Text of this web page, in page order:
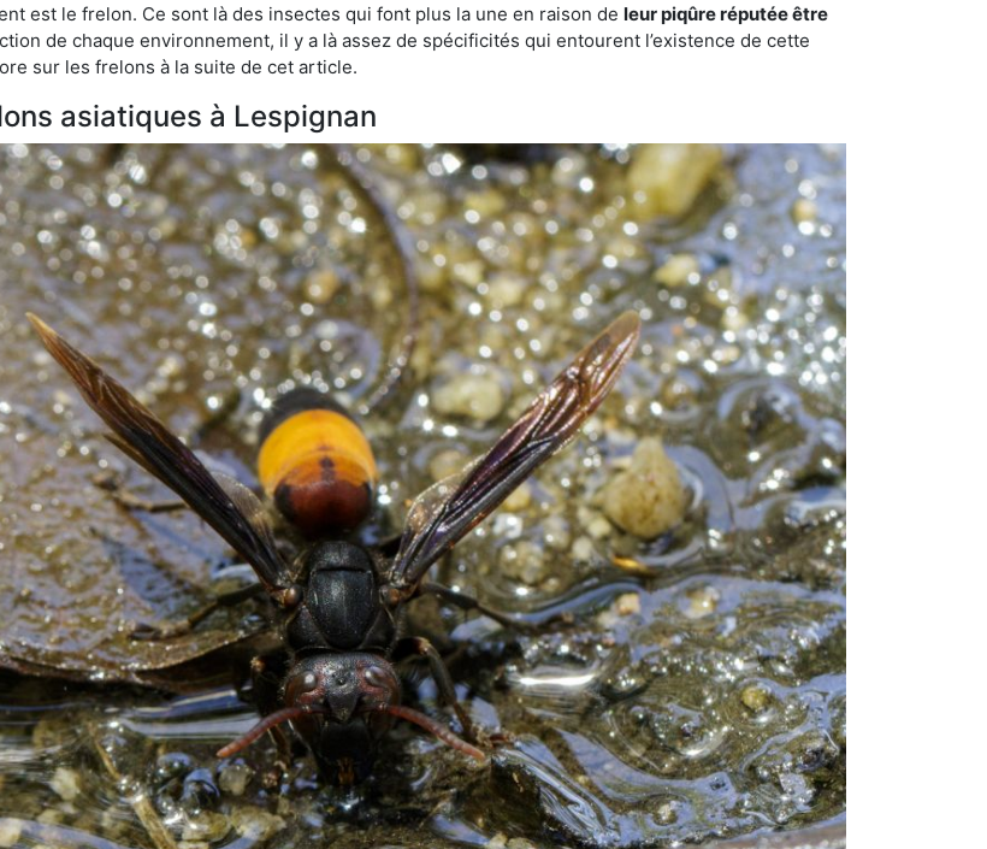
est le frelon. Ce sont là des insectes qui font plus la une en raison de leur piqûre réputée être
de chaque environnement, il y a là assez de spécificités qui entourent l’existence de cette
sur les frelons à la suite de cet article.
asiatiques à Lespignan